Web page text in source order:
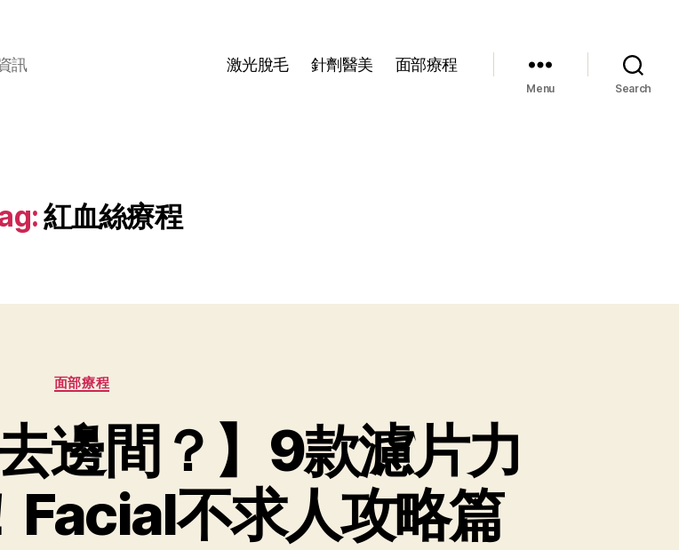
訊 激光脫毛 針劑醫美 面部療程
Menu Search
紅血絲療程
面部療程
邊間？】9款濾片力
Facial不求人攻略篇